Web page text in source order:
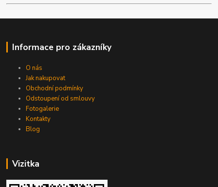
Informace pro zákazníky
O nás
Jak nakupovat
Obchodní podmínky
Odstoupení od smlouvy
Fotogalerie
Kontakty
Blog
Vizitka